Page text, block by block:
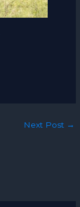
Next Post →